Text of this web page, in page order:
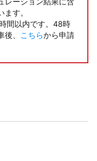
レーション結果に含
す。
間以内です。48時
、
こちらから申請